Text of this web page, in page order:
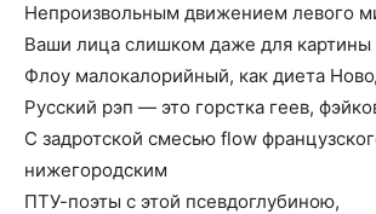
Непроизвольным движением левого
Ваши лица слишком даже для картины
Флоу малокалорийный, как диета
Русский рэп — это горстка геев,
С задротской смесью flow
нижегородским
ПТУ-поэты с этой псевдоглубиною,